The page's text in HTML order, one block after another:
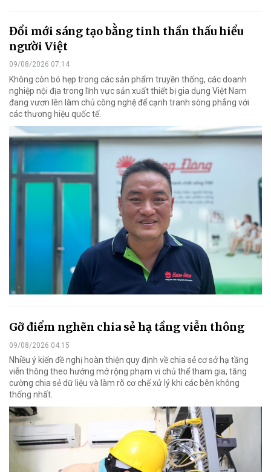
Đổi mới sáng tạo bằng tinh thần thấu hiểu
người Việt
09/08/2026 07:14
Không còn bó hẹp trong các sản phẩm truyền thống, các doanh
nghiệp nội địa trong lĩnh vực sản xuất thiết bị gia dụng Việt Nam
đang vươn lên làm chủ công nghệ để cạnh tranh sòng phẳng với
các thương hiệu quốc tế.
Gỡ điểm nghẽn chia sẻ hạ tầng viễn thông
09/08/2026 04:15
Nhiều ý kiến đề nghị hoàn thiện quy định về chia sẻ cơ sở hạ tầng
viễn thông theo hướng mở rộng phạm vi chủ thể tham gia, tăng
cường chia sẻ dữ liệu và làm rõ cơ chế xử lý khi các bên không
thống nhất.